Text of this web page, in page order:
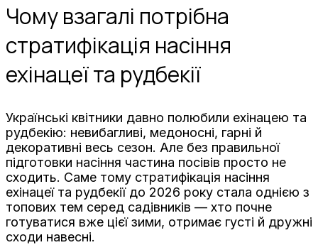
Чому взагалі потрібна
стратифікація насіння
ехінацеї та рудбекії
Українські квітники давно полюбили ехінацею та
рудбекію: невибагливі, медоносні, гарні й
декоративні весь сезон. Але без правильної
підготовки насіння частина посівів просто не
сходить. Саме тому стратифікація насіння
ехінацеї та рудбекії до 2026 року стала однією з
топових тем серед садівників — хто почне
готуватися вже цієї зими, отримає густі й дружні
сходи навесні.